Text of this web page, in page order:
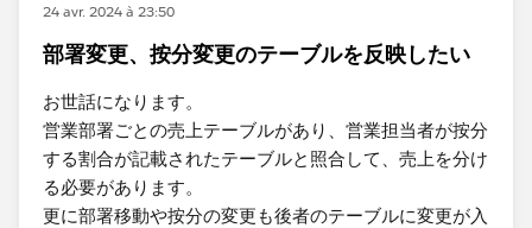
24 avr. 2024 à 23:50
部署変更、按分変更のテーブルを反映したい
お世話になります。
営業部署ごとの売上テーブルがあり、営業担当者が按分
する割合が記載されたテーブルと照合して、売上を分け
る必要があります。
更に部署移動や按分の変更も後者のテーブルに変更が入